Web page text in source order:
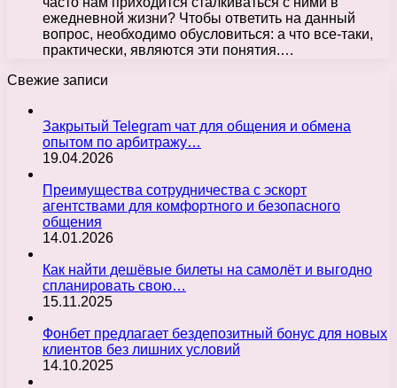
ежедневной жизни? Чтобы ответить на данный
вопрос, необходимо обусловиться: а что все-таки,
практически, являются эти понятия.…
Свежие записи
Закрытый Telegram чат для общения и обмена
опытом по арбитражу…
19.04.2026
Преимущества сотрудничества с эскорт
агентствами для комфортного и безопасного
общения
14.01.2026
Как найти дешёвые билеты на самолёт и выгодно
спланировать свою…
15.11.2025
Фонбет предлагает бездепозитный бонус для новых
клиентов без лишних условий
14.10.2025